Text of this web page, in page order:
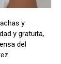
y
y gratuita,
del